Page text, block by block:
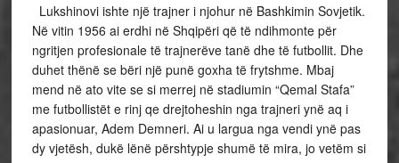
Lukshinovi ishte një trajner i njohur në Bashkimin Sovjetik.
Në vitin 1956 ai erdhi në Shqipëri që të ndihmonte për
ngritjen profesionale të trajnerëve tanë dhe të futbollit. Dhe
duhet thënë se bëri një punë goxha të frytshme. Mbaj
mend në ato vite se si merrej në stadiumin “Qemal Stafa”
me futbollistët e rinj qe drejtoheshin nga trajneri ynë aq i
apasionuar, Adem Demneri. Ai u largua nga vendi ynë pas
dy vjetësh, dukë lënë përshtypje shumë të mira, jo vetëm si